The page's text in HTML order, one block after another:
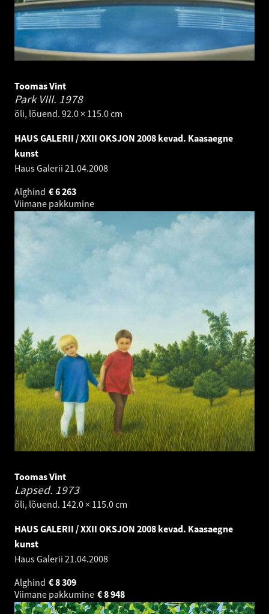
Toomas Vint
Park VIII. 1978
õli, lõuend. 92.0 × 115.0 cm
HAUS GALERII / XXII OKSJON 2008 kevad. Kaasaegne
kunst
Haus Galerii 21.04.2008
Alghind
6 263
€
Viimane pakkumine
Toomas Vint
Lapsed. 1973
õli, lõuend. 142.0 × 115.0 cm
HAUS GALERII / XXII OKSJON 2008 kevad. Kaasaegne
kunst
Haus Galerii 21.04.2008
Alghind
8 309
€
Viimane pakkumine
8 948
€